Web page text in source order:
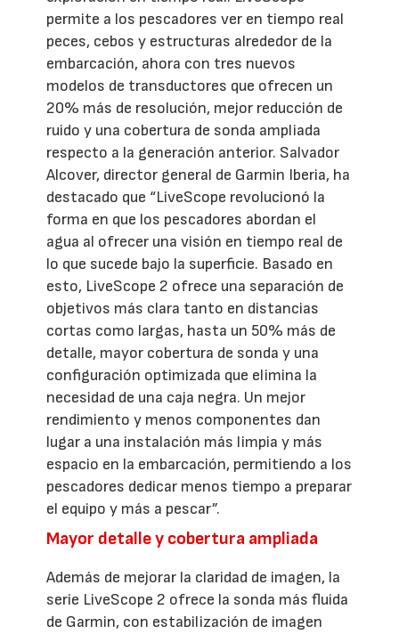
permite a los pescadores ver en tiempo real
peces, cebos y estructuras alrededor de la
embarcación, ahora con tres nuevos
modelos de transductores que ofrecen un
20% más de resolución, mejor reducción de
ruido y una cobertura de sonda ampliada
respecto a la generación anterior. Salvador
Alcover, director general de Garmin Iberia, ha
destacado que “LiveScope revolucionó la
forma en que los pescadores abordan el
agua al ofrecer una visión en tiempo real de
lo que sucede bajo la superficie. Basado en
esto, LiveScope 2 ofrece una separación de
objetivos más clara tanto en distancias
cortas como largas, hasta un 50% más de
detalle, mayor cobertura de sonda y una
configuración optimizada que elimina la
necesidad de una caja negra. Un mejor
rendimiento y menos componentes dan
lugar a una instalación más limpia y más
espacio en la embarcación, permitiendo a los
pescadores dedicar menos tiempo a preparar
el equipo y más a pescar”.
Mayor detalle y cobertura ampliada
Además de mejorar la claridad de imagen, la
serie LiveScope 2 ofrece la sonda más fluida
de Garmin, con estabilización de imagen